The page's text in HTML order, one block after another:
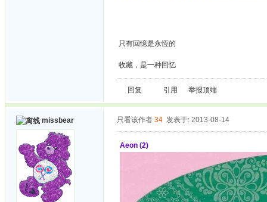
只有回憶是永恆的
收藏，是一种回忆
回复 引用 举报顶端
missbear 只看该作者 34 发表于: 2013-08-14
Aeon (2)